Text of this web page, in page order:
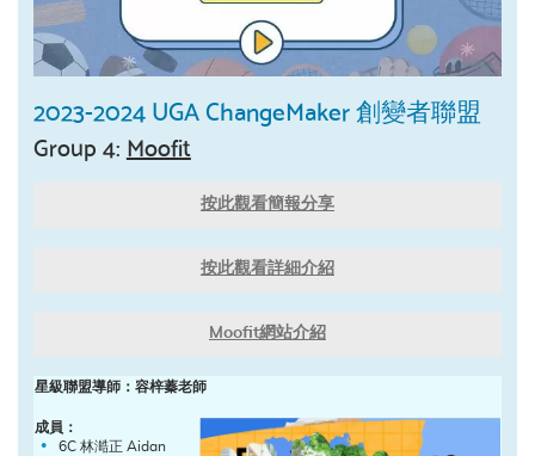
2023-2024 UGA ChangeMaker 創變者聯盟
Group 4: Moofit
按此觀看簡報分享
按此觀看詳細介紹
Moofit網站介紹
星級聯盟導師：容梓蓁老師
成員：
6C 林澔正 Aidan